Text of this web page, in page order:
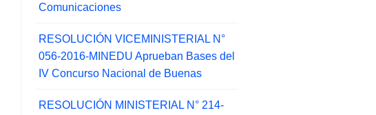
Comunicaciones
RESOLUCIÓN VICEMINISTERIAL N°
056-2016-MINEDU Aprueban Bases del
IV Concurso Nacional de Buenas
RESOLUCIÓN MINISTERIAL N° 214-